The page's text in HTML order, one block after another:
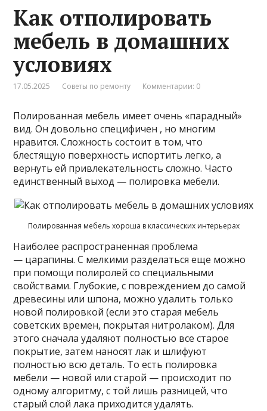
Как отполировать
мебель в домашних
условиях
17.05.2025 Советы по ремонту Комментарии: 0
Полированная мебель имеет очень «парадный»
вид. Он довольно специфичен , но многим
нравится. Сложность состоит в том, что
блестящую поверхность испортить легко, а
вернуть ей привлекательность сложно. Часто
единственный выход — полировка мебели.
Полированная мебель хороша в классических интерьерах
Наиболее распространенная проблема
— царапины. С мелкими разделаться еще можно
при помощи полиролей со специальными
свойствами. Глубокие, с повреждением до самой
древесины или шпона, можно удалить только
новой полировкой (если это старая мебель
советских времен, покрытая нитролаком). Для
этого сначала удаляют полностью все старое
покрытие, затем наносят лак и шлифуют
полностью всю деталь. То есть полировка
мебели — новой или старой — происходит по
одному алгоритму, с той лишь разницей, что
старый слой лака приходится удалять.